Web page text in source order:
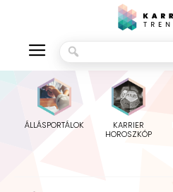
ÁLLÁSPORTÁLOK
KARRIER
HOROSZKÓP